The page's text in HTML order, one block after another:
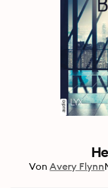
Von Avery Flynn